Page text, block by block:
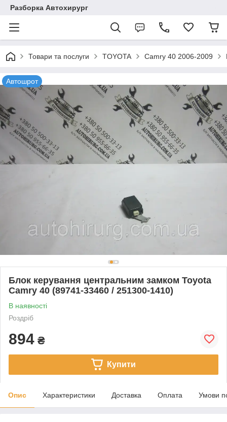
Разборка Автохирург
Товари та послуги TOYOTA Camry 40 2006-2009
Автошрот
Блок керування центральним замком Toyota
Camry 40 (89741-33460 / 251300-1410)
В наявності
Роздріб
894 ₴
Купити
Опис Характеристики Доставка Оплата Умови